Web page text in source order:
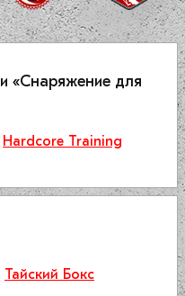
«Снаряжение для
Hardcore Training
Тайский Бокс